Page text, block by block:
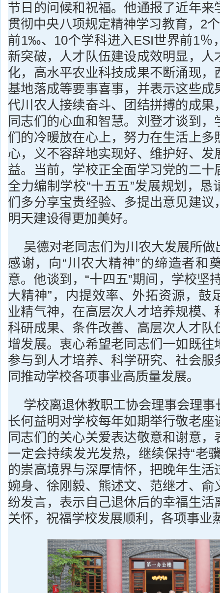
节日的问候和祝福。他通报了近年来
贯彻中央八项规定精神学习教育，2
前1‰、10个学科进入ESI世界前1％
新突破，人才队伍建设成效明显，人
化，高水平农业科技成果不断涌现，
基地落成等要事喜事，并表示这些成
代川农人接续奋斗、团结拼搏的成果
同志们的心血和智慧。刘登才谈到，
们的冷暖放在心上，努力在生活上多
心，义不容辞地实现好、维护好、发
益。当前，学校正全面学习党的二十
全力编制学校“十五五”发展规划，恳
们多分享宝贵经验、多提出意见建议
明天建设得更加美好。
吴德对老同志们为川农大发展所
感谢，向“川农大精神”的缔造者和
意。他谈到，“十四五”期间，学校坚
大精神”，内提效率、外拓资源，鼓
业精气神，在高层次人才培养规模、
科研成果、条件改善、高层次人才队
增发展。衷心希望老同志们一如既往
参与到人才培养、科学研究、社会服
同推动学校各项事业高质量发展。
学校离退休教职工协会理事会理
长何益明对学校每年如期举行敬老座
同志们的关心关爱表达敬意和谢意，
一定会持续发光发热，继续保持“老
的崇高境界与深厚情怀，把晚年生活
婉身、徐刚毅、熊述文、范继才、俞
纷发言，表示自己退休后的幸福生活
关怀，祝福学校发展顺利，各项事业